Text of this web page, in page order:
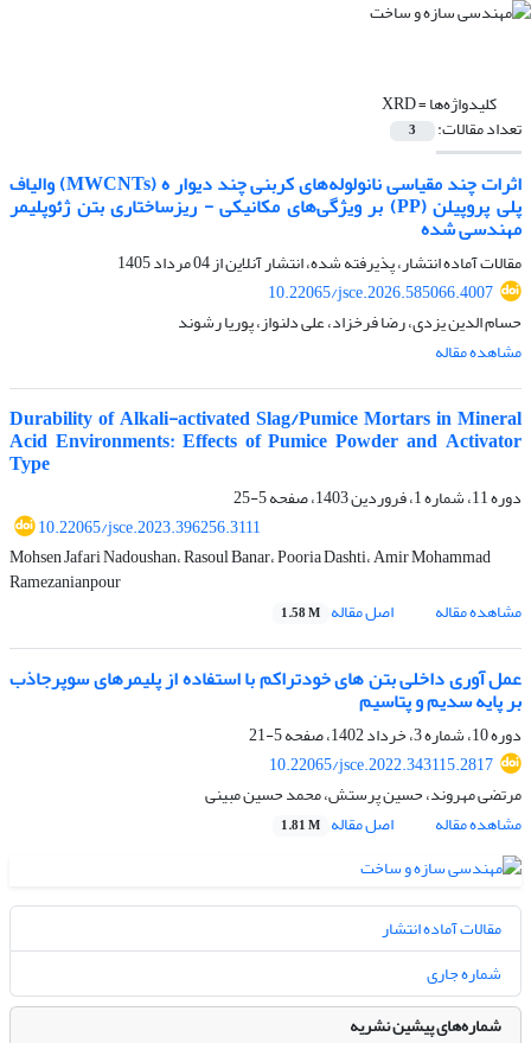
کلیدواژه‌ها =XRD
تعداد مقالات: 3
اثرات چند مقیاسی نانولوله‌های کربنی چند دیوار ه (MWCNTs) والیاف
پلی پروپیلن (PP) بر ویژگی‌های مکانیکی - ریزساختاری بتن ژئوپلیمر
مهندسی شده
مقالات آماده انتشار، پذیرفته شده، انتشار آنلاین از04 مرداد 1405
10.22065/jsce.2026.585066.4007
حسام الدین یزدی، رضا فرخزاد، علی دلنواز، پوریا رشوند
مشاهده مقاله
Durability of Alkali-activated Slag/Pumice Mortars in Mineral
Acid Environments: Effects of Pumice Powder and Activator
Type
دوره 11، شماره 1، فروردین 1403، صفحه
5-25
10.22065/jsce.2023.396256.3111
Mohsen Jafari Nadoushan، Rasoul Banar، Pooria Dashti، Amir Mohammad
Ramezanianpour
مشاهده مقاله
اصل مقاله 1.58 M
عمل آوری داخلی بتن های خودتراکم با استفاده از پلیمرهای سوپرجاذب
بر پایه سدیم و پتاسیم
دوره 10، شماره 3، خرداد 1402، صفحه
5-21
10.22065/jsce.2022.343115.2817
مرتضی مهروند، حسین پرستش، محمد حسین مبینی
مشاهده مقاله
اصل مقاله 1.81 M
مقالات آماده انتشار
شماره جاری
شماره‌های پیشین نشریه